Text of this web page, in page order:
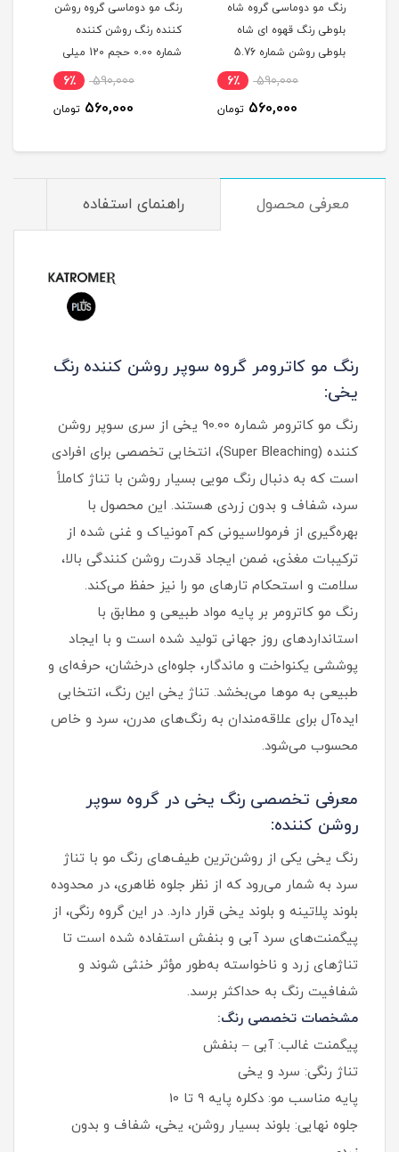
رنگ مو دوماسی گروه شاه
بلوطی رنگ قهوه ای شاه
بلوطی روشن شماره 5.76
590,000 6٪
560,000 تومان
رنگ مو دوماسی گروه روشن
کننده رنگ روشن کننده
شماره 0.00 حجم 120 میلی
590,000 6٪
560,000 تومان
معرفی محصول راهنمای استفاده
رنگ مو کاترومر گروه سوپر روشن کننده رنگ
یخی:
رنگ مو کاترومر شماره 90.00 یخی از سری سوپر روشن‌
کننده (Super Bleaching)، انتخابی تخصصی برای افرادی
است که به دنبال رنگ مویی بسیار روشن با تناژ کاملاً
سرد، شفاف و بدون زردی هستند. این محصول با
بهره‌گیری از فرمولاسیونی کم‌ آمونیاک و غنی‌ شده از
ترکیبات مغذی، ضمن ایجاد قدرت روشن‌ کنندگی بالا،
سلامت و استحکام تارهای مو را نیز حفظ می‌کند.
رنگ مو کاترومر بر پایه مواد طبیعی و مطابق با
استانداردهای روز جهانی تولید شده است و با ایجاد
پوششی یکنواخت و ماندگار، جلوه‌ای درخشان، حرفه‌ای و
طبیعی به موها می‌بخشد. تناژ یخی این رنگ، انتخابی
ایده‌آل برای علاقه‌مندان به رنگ‌های مدرن، سرد و خاص
محسوب می‌شود.
معرفی تخصصی رنگ یخی در گروه سوپر
روشن‌ کننده:
رنگ یخی یکی از روشن‌ترین طیف‌های رنگ مو با تناژ
سرد به شمار می‌رود که از نظر جلوه ظاهری، در محدوده
بلوند پلاتینه و بلوند یخی قرار دارد. در این گروه رنگی، از
پیگمنت‌های سرد آبی و بنفش استفاده شده است تا
تناژهای زرد و ناخواسته به‌طور مؤثر خنثی شوند و
شفافیت رنگ به حداکثر برسد.
مشخصات تخصصی رنگ:
پیگمنت غالب: آبی – بنفش
تناژ رنگی: سرد و یخی
پایه مناسب مو: دکلره پایه 9 تا 10
جلوه نهایی: بلوند بسیار روشن، یخی، شفاف و بدون